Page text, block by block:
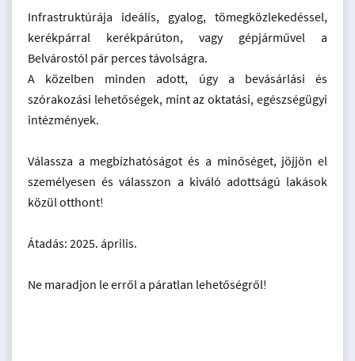
Infrastruktúrája ideális, gyalog, tömegközlekedéssel,
kerékpárral kerékpárúton, vagy gépjárművel a
Belvárostól pár perces távolságra.
A közelben minden adott, úgy a bevásárlási és
szórakozási lehetőségek, mint az oktatási, egészségügyi
intézmények.
Válassza a megbízhatóságot és a minőséget, jöjjön el
személyesen és válasszon a kiváló adottságú lakások
közül otthont!
Átadás: 2025. április.
Ne maradjon le erről a páratlan lehetőségről!